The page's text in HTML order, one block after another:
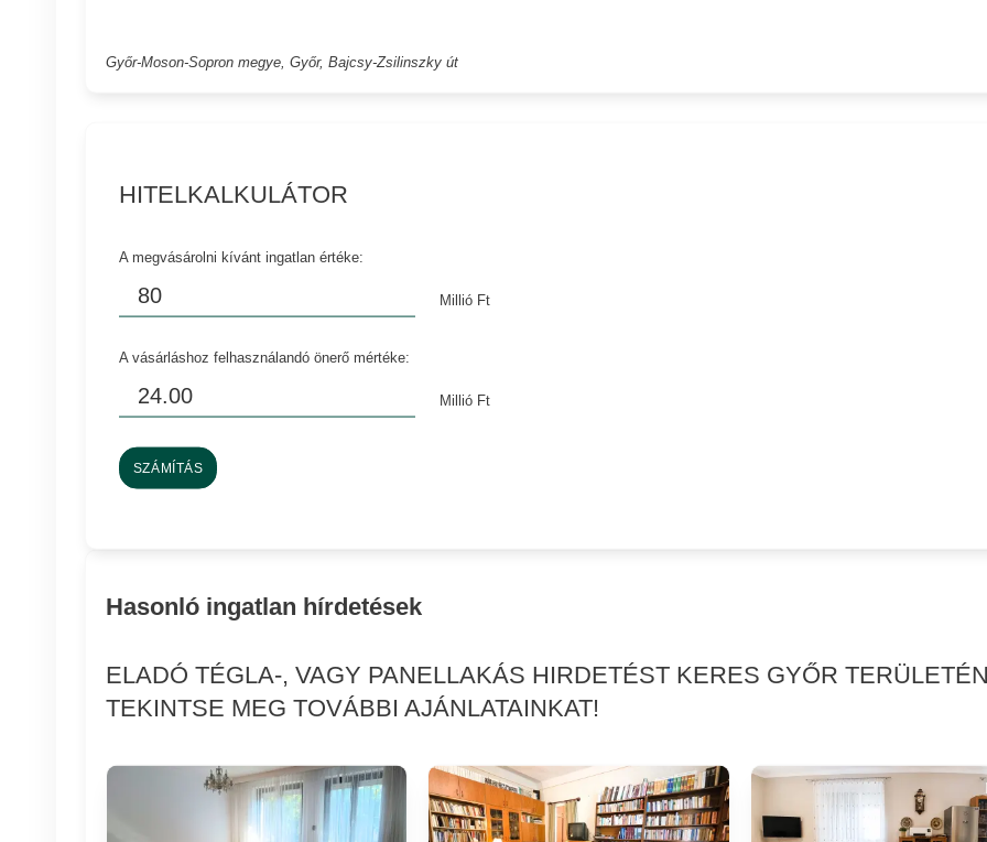
Győr-Moson-Sopron megye, Győr, Bajcsy-Zsilinszky út
HITELKALKULÁTOR
A megvásárolni kívánt ingatlan értéke:
Millió Ft
A vásárláshoz felhasználandó önerő mértéke:
Millió Ft
SZÁMÍTÁS
Hasonló ingatlan hírdetések
ELADÓ TÉGLA-, VAGY PANELLAKÁS HIRDETÉST KERES GYŐR
TEKINTSE MEG TOVÁBBI AJÁNLATAINKAT!